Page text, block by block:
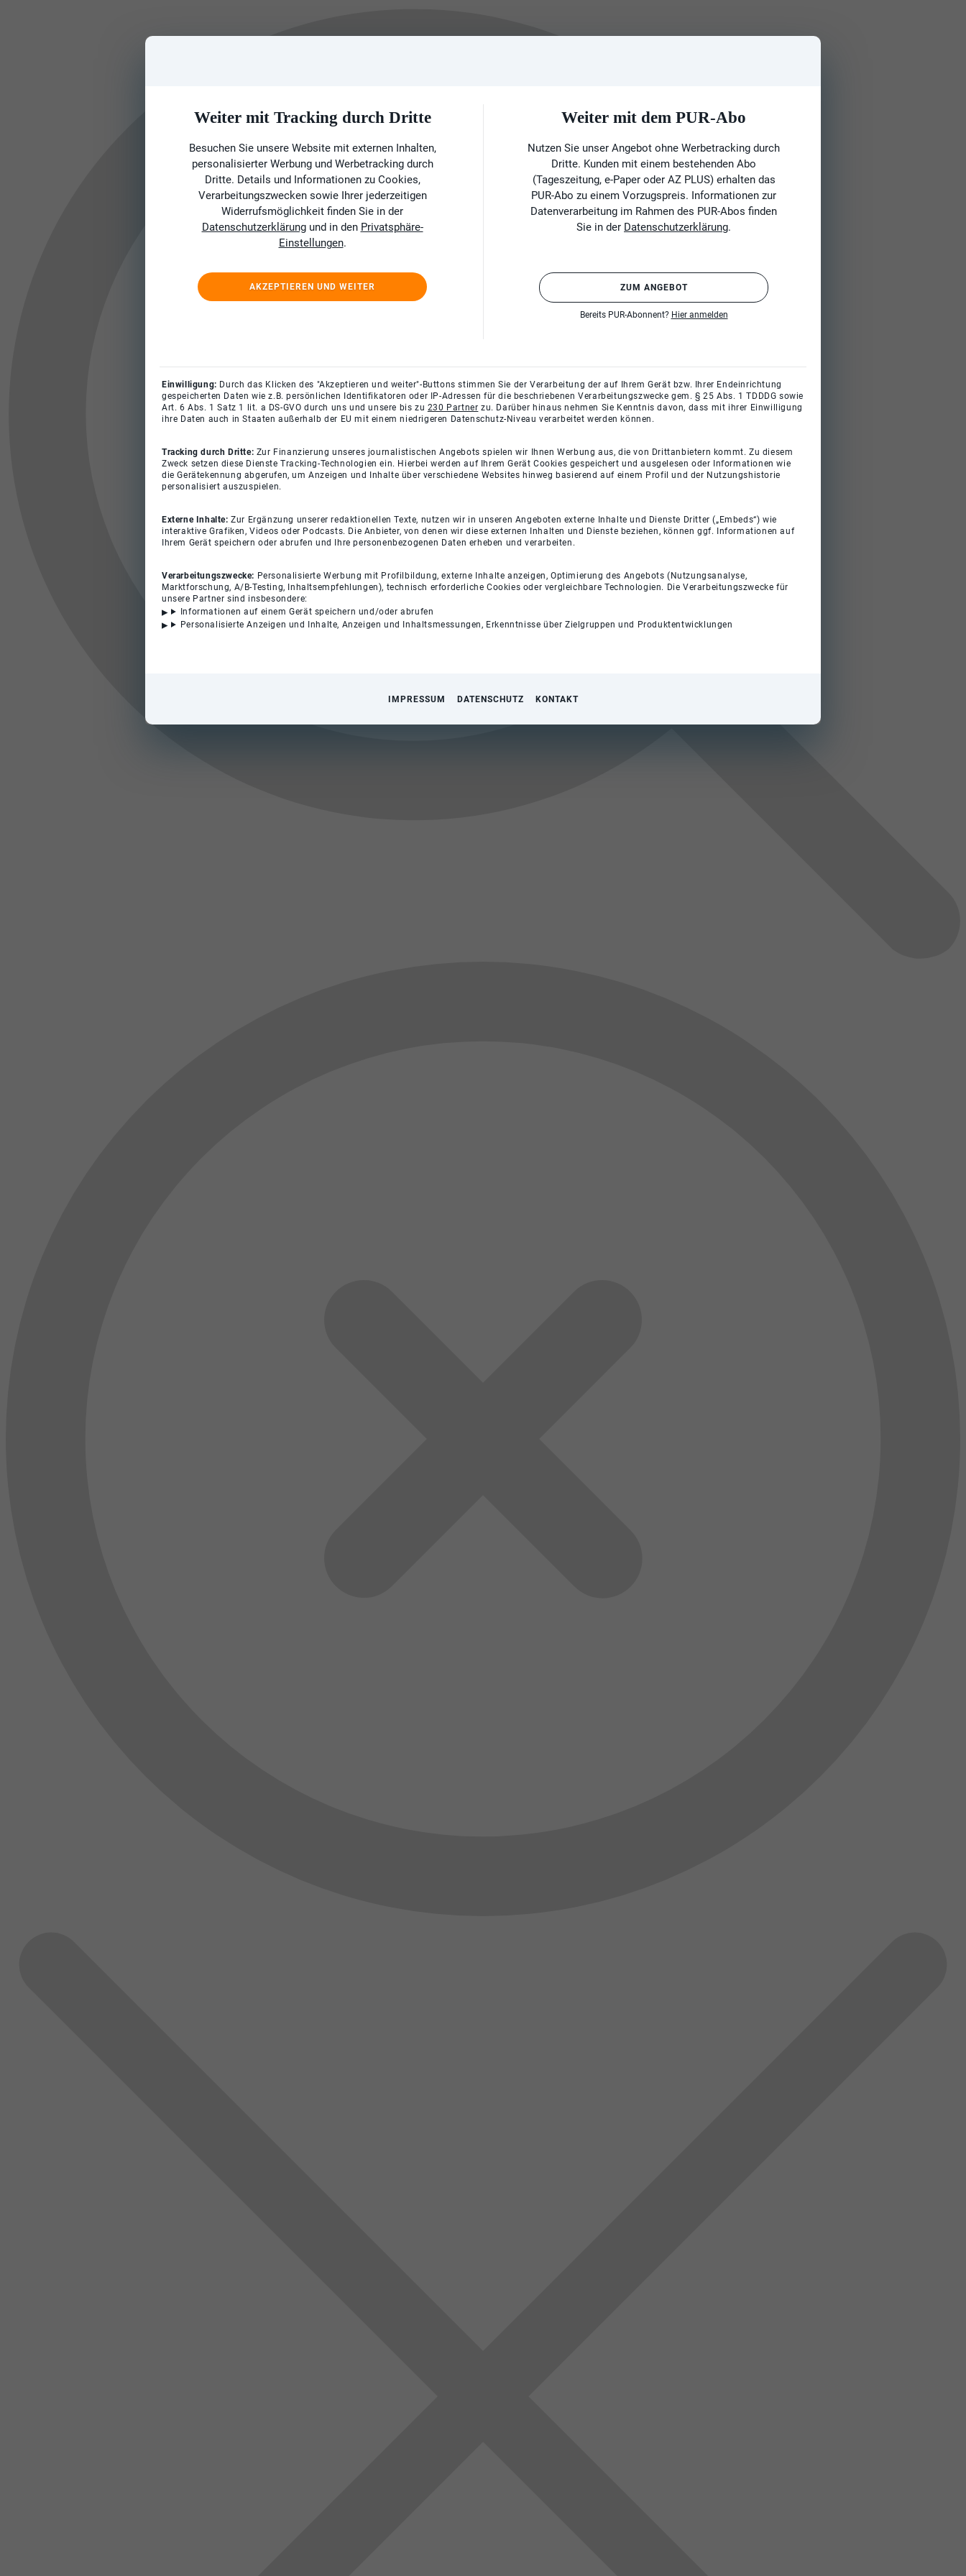
Weiter mit Tracking durch Dritte
Besuchen Sie unsere Website mit externen Inhalten,
personalisierter Werbung und Werbetracking durch
Dritte. Details und Informationen zu Cookies,
Verarbeitungszwecken sowie Ihrer jederzeitigen
Widerrufsmöglichkeit finden Sie in der
Datenschutzerklärungund in den Privatsphäre-
Einstellungen.
AKZEPTIEREN UND WEITER
Weiter mit dem PUR-Abo
Nutzen Sie unser Angebot ohne Werbetracking durch
Dritte. Kunden mit einem bestehenden Abo
(Tageszeitung, e-Paper oder AZ PLUS) erhalten das
PUR-Abo zu einem Vorzugspreis. Informationen zur
Datenverarbeitung im Rahmen des PUR-Abos finden
Sie in der Datenschutzerklärung.
ZUM ANGEBOT
Bereits PUR-Abonnent? Hier anmelden
Einwilligung: Durch das Klicken des "Akzeptieren und weiter"-Buttons stimmen Sie der Verarbeitung der auf Ihrem Gerät bzw. Ihrer Endeinrichtung
gespeicherten Daten wie z.B. persönlichen Identifikatoren oder IP-Adressen für die beschriebenen Verarbeitungszwecke gem. § 25 Abs. 1 TDDDG sowie
Art. 6 Abs. 1 Satz 1 lit. a DS-GVO durch uns und unsere bis zu 230 Partner zu. Darüber hinaus nehmen Sie Kenntnis davon, dass mit ihrer Einwilligung
ihre Daten auch in Staaten außerhalb der EU mit einem niedrigeren Datenschutz-Niveau verarbeitet werden können.
Tracking durch Dritte: Zur Finanzierung unseres journalistischen Angebots spielen wir Ihnen Werbung aus, die von Drittanbietern kommt. Zu diesem
Zweck setzen diese Dienste Tracking-Technologien ein. Hierbei werden auf Ihrem Gerät Cookies gespeichert und ausgelesen oder Informationen wie
die Gerätekennung abgerufen, um Anzeigen und Inhalte über verschiedene Websites hinweg basierend auf einem Profil und der Nutzungshistorie
personalisiert auszuspielen.
Externe Inhalte:Zur Ergänzung unserer redaktionellen Texte, nutzen wir in unseren Angeboten externe Inhalte und Dienste Dritter („Embeds“) wie
interaktive Grafiken, Videos oder Podcasts. Die Anbieter, von denen wir diese externen Inhalten und Dienste beziehen, können ggf. Informationen auf
Ihrem Gerät speichern oder abrufen und Ihre personenbezogenen Daten erheben und verarbeiten.
Verarbeitungszwecke: Personalisierte Werbung mit Profilbildung, externe Inhalte anzeigen, Optimierung des Angebots (Nutzungsanalyse,
Marktforschung, A/B-Testing, Inhaltsempfehlungen), technisch erforderliche Cookies oder vergleichbare Technologien. Die Verarbeitungszwecke für
unsere Partner sind insbesondere:
Informationen auf einem Gerät speichern und/oder abrufen
Personalisierte Anzeigen und Inhalte, Anzeigen und Inhaltsmessungen, Erkenntnisse über Zielgruppen und Produktentwicklungen
IMPRESSUM DATENSCHUTZ KONTAKT